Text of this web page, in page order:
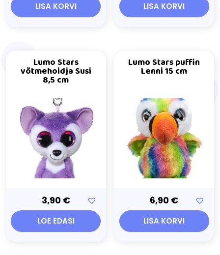
LISA KORVI LISA KORVI
Lumo Stars
võtmehoidja Susi
8,5 cm
3,90 €
LOE EDASI
Lumo Stars puffin
Lenni 15 cm
6,90 €
LISA KORVI